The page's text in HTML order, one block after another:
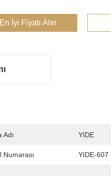
En İyi Fiyatı Alın
Adı YIDE
Numarası YIDE-607